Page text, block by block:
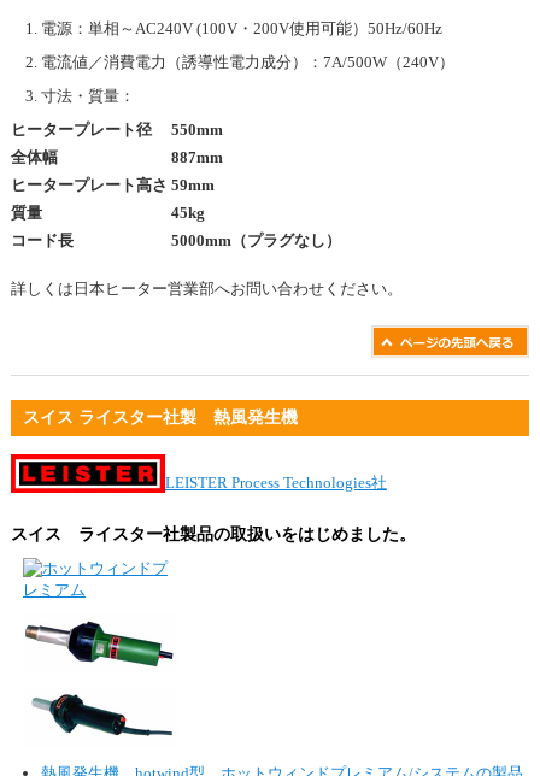
電源：単相～AC240V (100V・200V使用可能）50Hz/60Hz
電流値／消費電力（誘導性電力成分）：7A/500W（240V）
寸法・質量：
ヒータープレート径 550mm
全体幅 887mm
ヒータープレート高さ 59mm
質量 45kg
コード長 5000mm（プラグなし）
詳しくは日本ヒーター営業部へお問い合わせください。
スイス ライスター社製 熱風発生機
LEISTER Process Technologies社
スイス ライスター社製品の取扱いをはじめました。